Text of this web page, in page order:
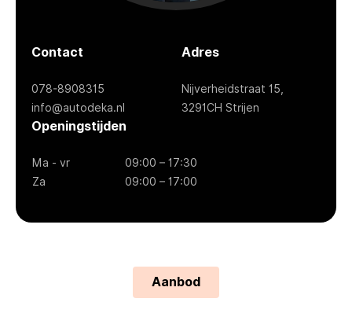
Contact
078-8908315
info@autodeka.nl
Adres
Nijverheidstraat 15,
3291CH Strijen
Openingstijden
Ma - vr
09:00 – 17:30
Za
09:00 – 17:00
Aanbod